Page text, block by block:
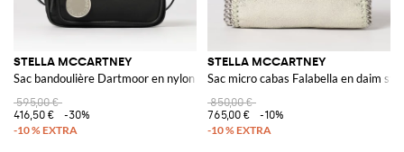
STELLA MCCARTNEY
Sac bandoulière Dartmoor en nylon
595,00 €
416,50 €
-30%
STELLA MCCARTNEY
Sac micro cabas Falabella en daim
850,00 €
765,00 €
-10%